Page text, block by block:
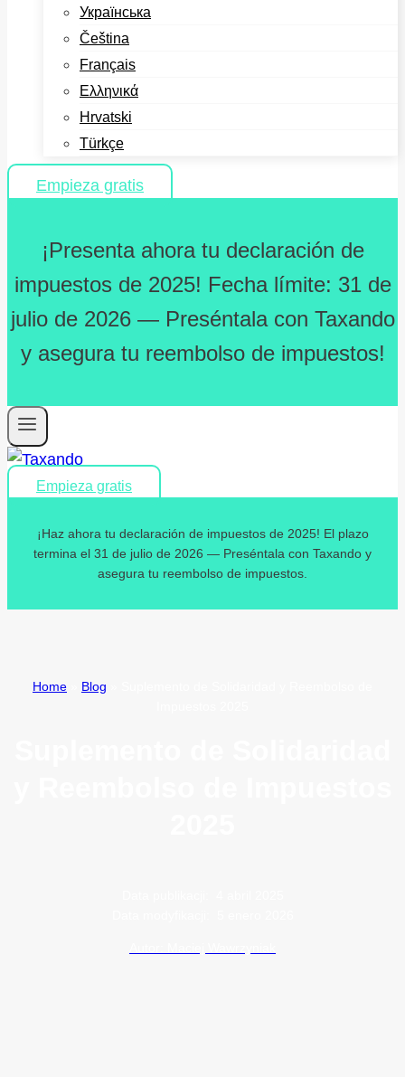
Українська
Čeština
Français
Ελληνικά
Hrvatski
Türkçe
Empieza gratis
¡Presenta ahora tu declaración de
impuestos de 2025! Fecha límite: 31 de
julio de 2026 — Preséntala con Taxando
y asegura tu reembolso de impuestos!
Empieza gratis
¡Haz ahora tu declaración de impuestos de 2025! El plazo
termina el 31 de julio de 2026 — Preséntala con Taxando y
asegura tu reembolso de impuestos.
Home Blog